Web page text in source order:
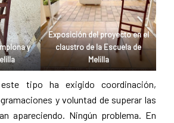
y
Exposición del proyecto en el
claustro de la Escuela de
Melilla
tipo ha exigido coordinación,
y voluntad de superar las
apareciendo. Ningún problema. En